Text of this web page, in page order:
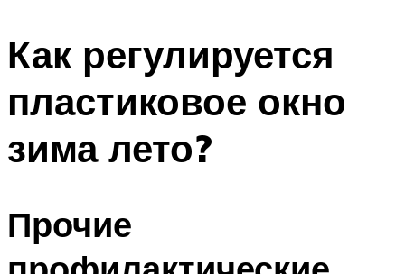
Как регулируется
пластиковое окно
зима лето?
Прочие